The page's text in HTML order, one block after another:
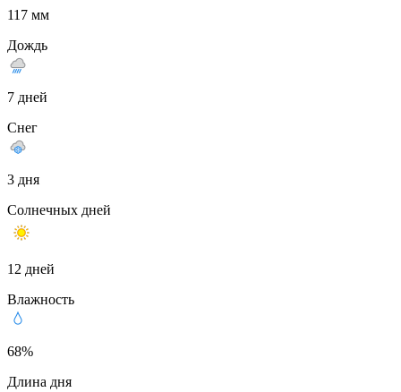
117 мм
Дождь
7 дней
Снег
3 дня
Солнечных дней
12 дней
Влажность
68%
Длина дня